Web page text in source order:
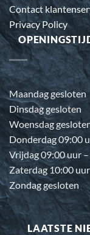
Contact
Privacy Policy
Maandag gesloten
Dinsdag gesloten
Woensdag
Donderdag 09:00
Vrijdag 09:00 uur
Zaterdag 10:00
Zondag gesloten
LAATSTE